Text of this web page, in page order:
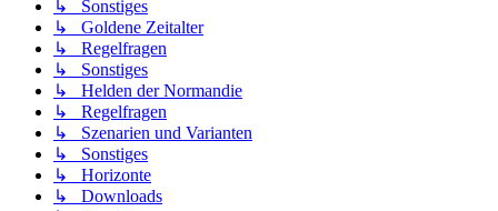
↳ Sonstiges
↳ Goldene Zeitalter
↳ Regelfragen
↳ Sonstiges
↳ Helden der Normandie
↳ Regelfragen
↳ Szenarien und Varianten
↳ Sonstiges
↳ Horizonte
↳ Downloads